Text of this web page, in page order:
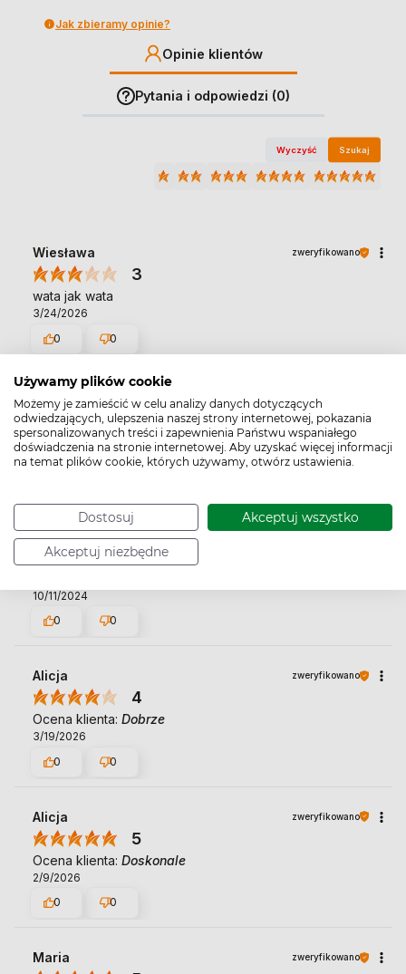
Używamy plików cookie
Możemy je zamieścić w celu analizy danych dotyczących
odwiedzających, ulepszenia naszej strony internetowej, pokazania
spersonalizowanych treści i zapewnienia Państwu wspaniałego
doświadczenia na stronie internetowej. Aby uzyskać więcej informacji
na temat plików cookie, których używamy, otwórz ustawienia.
Dostosuj Akceptuj wszystko
Akceptuj niezbędne
Jak zbieramy opinie?
Opinie klientów
Pytania i odpowiedzi (0)
Wyczyść Szukaj
Wiesława zweryfikowano
3
wata jak wata
3/24/2026
0
0
Ryszard
5
żona z tej waty jest bardzo zadowolona.
1/7/2025
Agnieszka zweryfikowano
5
10/11/2024
0
0
Alicja zweryfikowano
4
Ocena klienta: Dobrze
3/19/2026
0
0
Alicja zweryfikowano
5
Ocena klienta: Doskonale
2/9/2026
0
0
Maria zweryfikowano